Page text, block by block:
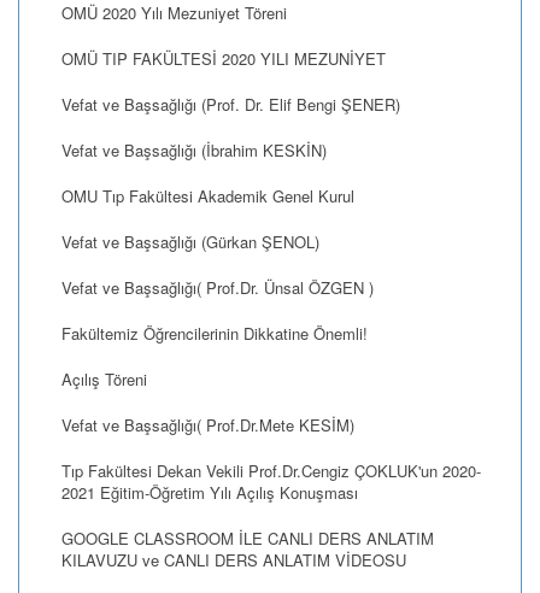
OMÜ 2020 Yılı Mezuniyet Töreni
OMÜ TIP FAKÜLTESİ 2020 YILI MEZUNİYET
Vefat ve Başsağlığı (Prof. Dr. Elif Bengi ŞENER)
Vefat ve Başsağlığı (İbrahim KESKİN)
OMU Tıp Fakültesi Akademik Genel Kurul
Vefat ve Başsağlığı (Gürkan ŞENOL)
Vefat ve Başsağlığı( Prof.Dr. Ünsal ÖZGEN )
Fakültemiz Öğrencilerinin Dikkatine Önemli!
Açılış Töreni
Vefat ve Başsağlığı( Prof.Dr.Mete KESİM)
Tıp Fakültesi Dekan Vekili Prof.Dr.Cengiz ÇOKLUK'un 2020-
2021 Eğitim-Öğretim Yılı Açılış Konuşması
GOOGLE CLASSROOM İLE CANLI DERS ANLATIM
KILAVUZU ve CANLI DERS ANLATIM VİDEOSU